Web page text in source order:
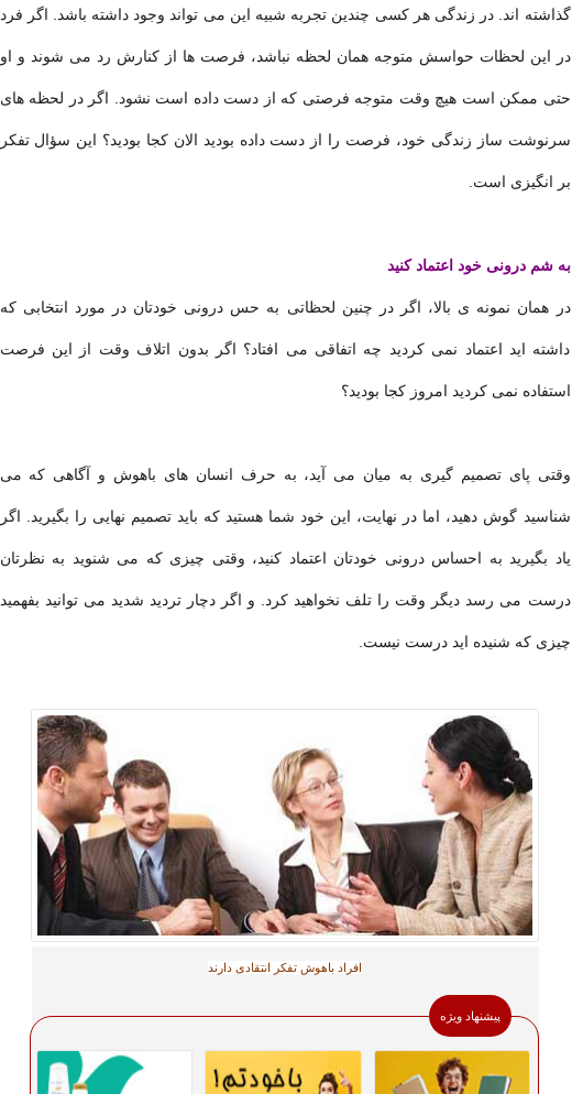
گذاشته اند. در زندگی هر کسی چندین تجربه شبیه این می تواند وجود داشته باشد. اگر فرد
در این لحظات حواسش متوجه همان لحظه نباشد، فرصت ها از کنارش رد می شوند و او
حتی ممکن است هیچ وقت متوجه فرصتی که از دست داده است نشود. اگر در لحظه های
سرنوشت ساز زندگی خود، فرصت را از دست داده بودید الان کجا بودید؟ این سؤال تفکر
بر انگیزی است.
به شم درونی خود اعتماد کنید
در همان نمونه ی بالا، اگر در چنین لحظاتی به حس درونی خودتان در مورد انتخابی که
داشته اید اعتماد نمی کردید چه اتفاقی می افتاد؟ اگر بدون اتلاف وقت از این فرصت
استفاده نمی کردید امروز کجا بودید؟
وقتی پای تصمیم گیری به میان می آید، به حرف انسان های باهوش و آگاهی که می
شناسید گوش دهید، اما در نهایت، این خود شما هستید که باید تصمیم نهایی را بگیرید. اگر
یاد بگیرید به احساس درونی خودتان اعتماد کنید، وقتی چیزی که می شنوید به نظرتان
درست می رسد دیگر وقت را تلف نخواهید کرد. و اگر دچار تردید شدید می توانید بفهمید
چیزی که شنیده اید درست نیست.
افراد باهوش تفکر انتقادی دارند
پیشنهاد ویژه